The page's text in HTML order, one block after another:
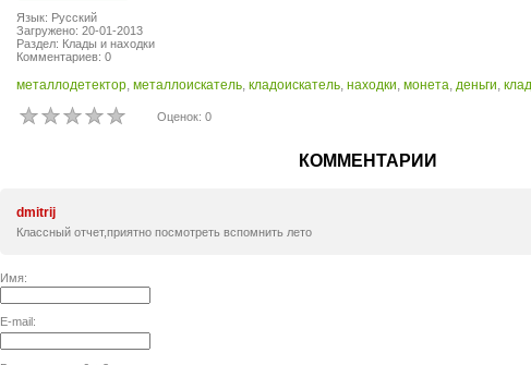
Язык: Русский
Загружено: 20-01-2013
Раздел: Клады и находки
Комментариев: 0
металлодетектор, металлоискатель, кладоискатель, находки, монета, деньги,
Оценок: 0
КОММЕНТАРИИ
dmitrij
Классный отчет,приятно посмотреть вспомнить лето
Имя:
E-mail: